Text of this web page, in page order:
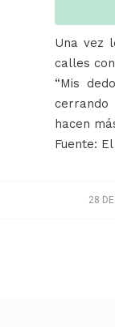
Una vez
calles
“Mis
hacen
Fuente:
28